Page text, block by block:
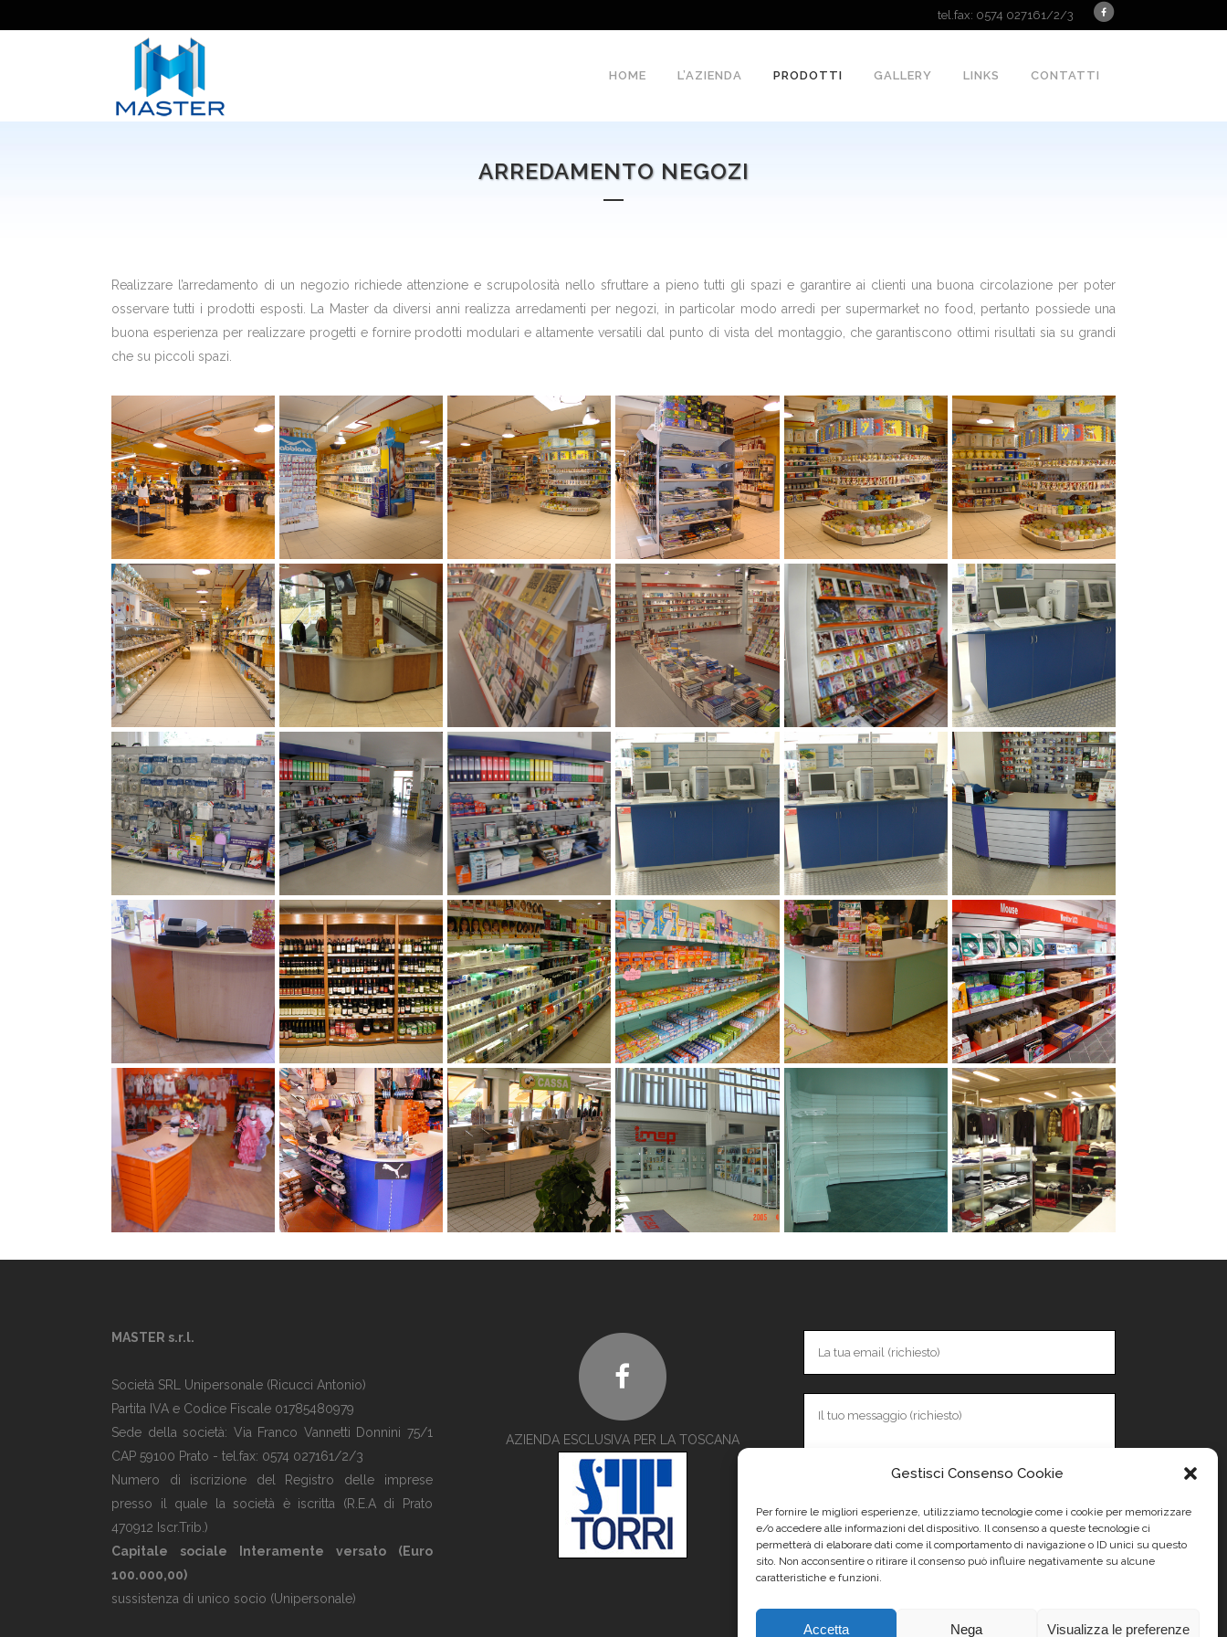
Gestisci Consenso Cookie
Per fornire le migliori esperienze, utilizziamo tecnologie come i cookie per memorizzare
e/o accedere alle informazioni del dispositivo. Il consenso a queste tecnologie ci
permetterà di elaborare dati come il comportamento di navigazione o ID unici su questo
sito. Non acconsentire o ritirare il consenso può influire negativamente su alcune
caratteristiche e funzioni.
Accetta Nega Visualizza le preferenze
tel.fax: 0574 027161/2/3
HOME L’AZIENDA PRODOTTI GALLERY LINKS CONTATTI
ARREDAMENTO NEGOZI
Realizzare l’arredamento di un negozio richiede attenzione e scrupolosità nello sfruttare a pieno tutti gli spazi e garantire ai clienti una buona circolazione per poter
osservare tutti i prodotti esposti. La Master da diversi anni realizza arredamenti per negozi, in particolar modo arredi per supermarket no food, pertanto possiede una
buona esperienza per realizzare progetti e fornire prodotti modulari e altamente versatili dal punto di vista del montaggio, che garantiscono ottimi risultati sia su grandi
che su piccoli spazi.
MASTER s.r.l.
Società SRL Unipersonale (Ricucci Antonio)
Partita IVA e Codice Fiscale 01785480979
Sede della società: Via Franco Vannetti Donnini 75/1
CAP 59100 Prato - tel.fax: 0574 027161/2/3
Numero di iscrizione del Registro delle imprese
presso il quale la società è iscritta (R.E.A di Prato
470912 Iscr.Trib.)
Capitale sociale Interamente versato (Euro
100.000,00)
sussistenza di unico socio (Unipersonale)
AZIENDA ESCLUSIVA PER LA TOSCANA